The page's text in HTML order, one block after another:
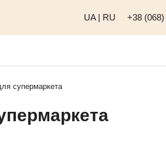
UA| RU +38 (068)
супермаркета